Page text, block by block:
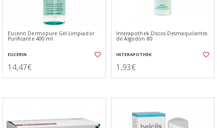
Eucerin Dermopure Gel Limpiador
Purificante 400 ml
EUCERIN
14,47€
Interapothek Discos Desmaquilantes
de Algodon 80
INTERAPOTHEK
1,93€